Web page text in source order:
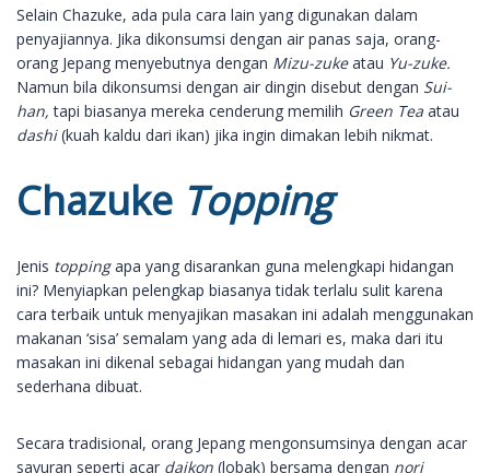
Selain Chazuke, ada pula cara lain yang digunakan dalam
penyajiannya. Jika dikonsumsi dengan air panas saja, orang-
orang Jepang menyebutnya dengan Mizu-zukeatau Yu-zuke.
Namun bila dikonsumsi dengan air dingin disebut dengan Sui-
han,tapi biasanya mereka cenderung memilih Green Tea atau
dashi(kuah kaldu dari ikan) jika ingin dimakan lebih nikmat.
Chazuke Topping
Jenis toppingapa yang disarankan guna melengkapi hidangan
ini? Menyiapkan pelengkap biasanya tidak terlalu sulit karena
cara terbaik untuk menyajikan masakan ini adalah menggunakan
makanan ‘sisa’ semalam yang ada di lemari es, maka dari itu
masakan ini dikenal sebagai hidangan yang mudah dan
sederhana dibuat.
Secara tradisional, orang Jepang mengonsumsinya dengan acar
sayuran seperti acar daikon (lobak) bersama dengan nori